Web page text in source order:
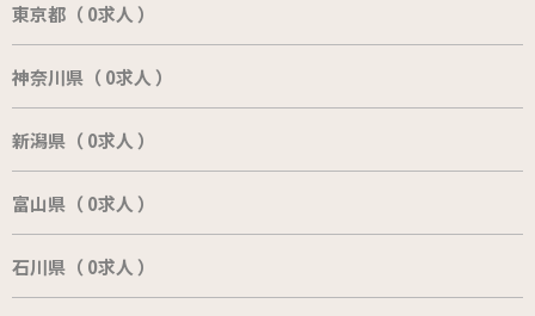
東京都（ 0求人 ）
神奈川県（ 0求人 ）
新潟県（ 0求人 ）
富山県（ 0求人 ）
石川県（ 0求人 ）